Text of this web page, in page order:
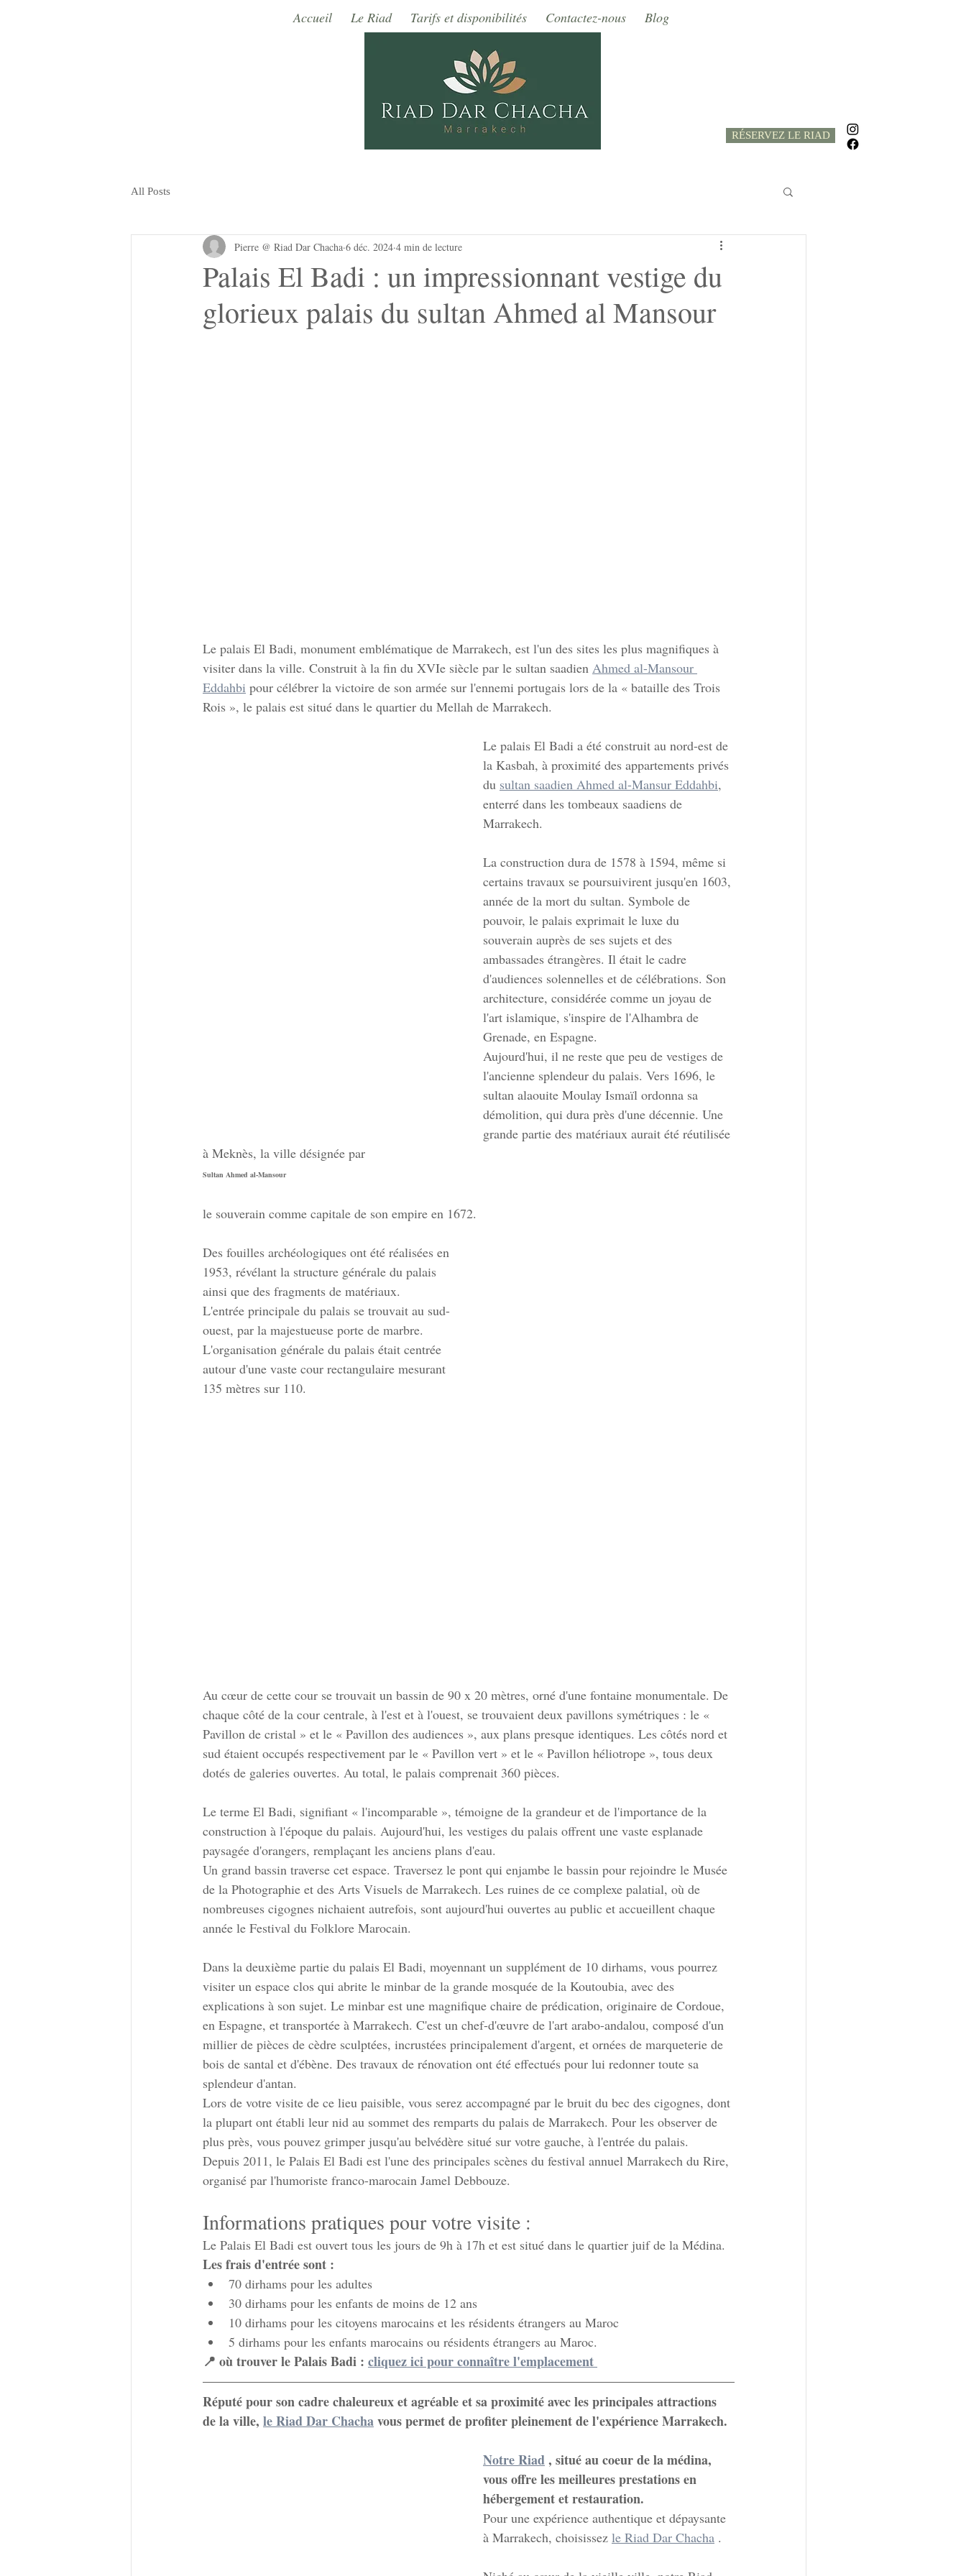
Accueil Le Riad Tarifs et disponibilités Contactez-nous Blog
RÉSERVEZ LE RIAD
All Posts
Palais El Badi : un impressionnant vestige du
glorieux palais du sultan Ahmed al Mansour
Pierre @ Riad Dar Chacha 6 déc. 2024 4 min de lecture
Le palais El Badi, monument emblématique de Marrakech, est l'un des sites les plus magnifiques à
visiter dans la ville. Construit à la fin du XVIe siècle par le sultan saadien Ahmed al-Mansour
Eddahbi pour célébrer la victoire de son armée sur l'ennemi portugais lors de la « bataille des Trois
Rois », le palais est situé dans le quartier du Mellah de Marrakech.
Le palais El Badi a été construit au nord-est de
la Kasbah, à proximité des appartements privés
du sultan saadien Ahmed al-Mansur Eddahbi,
enterré dans les tombeaux saadiens de
Marrakech.
La construction dura de 1578 à 1594, même si
certains travaux se poursuivirent jusqu'en 1603,
année de la mort du sultan. Symbole de
pouvoir, le palais exprimait le luxe du
souverain auprès de ses sujets et des
ambassades étrangères. Il était le cadre
d'audiences solennelles et de célébrations. Son
architecture, considérée comme un joyau de
l'art islamique, s'inspire de l'Alhambra de
Grenade, en Espagne.
Aujourd'hui, il ne reste que peu de vestiges de
l'ancienne splendeur du palais. Vers 1696, le
sultan alaouite Moulay Ismaïl ordonna sa
démolition, qui dura près d'une décennie. Une
grande partie des matériaux aurait été réutilisée
à Meknès, la ville désignée par
Sultan Ahmed al-Mansour
le souverain comme capitale de son empire en 1672.
Des fouilles archéologiques ont été réalisées en
1953, révélant la structure générale du palais
ainsi que des fragments de matériaux.
L'entrée principale du palais se trouvait au sud-
ouest, par la majestueuse porte de marbre.
L'organisation générale du palais était centrée
autour d'une vaste cour rectangulaire mesurant
135 mètres sur 110.
Au cœur de cette cour se trouvait un bassin de 90 x 20 mètres, orné d'une fontaine monumentale. De
chaque côté de la cour centrale, à l'est et à l'ouest, se trouvaient deux pavillons symétriques : le «
Pavillon de cristal » et le « Pavillon des audiences », aux plans presque identiques. Les côtés nord et
sud étaient occupés respectivement par le « Pavillon vert » et le « Pavillon héliotrope », tous deux
dotés de galeries ouvertes. Au total, le palais comprenait 360 pièces.
Le terme El Badi, signifiant « l'incomparable », témoigne de la grandeur et de l'importance de la
construction à l'époque du palais. Aujourd'hui, les vestiges du palais offrent une vaste esplanade
paysagée d'orangers, remplaçant les anciens plans d'eau.
Un grand bassin traverse cet espace. Traversez le pont qui enjambe le bassin pour rejoindre le Musée
de la Photographie et des Arts Visuels de Marrakech. Les ruines de ce complexe palatial, où de
nombreuses cigognes nichaient autrefois, sont aujourd'hui ouvertes au public et accueillent chaque
année le Festival du Folklore Marocain.
Dans la deuxième partie du palais El Badi, moyennant un supplément de 10 dirhams, vous pourrez
visiter un espace clos qui abrite le minbar de la grande mosquée de la Koutoubia, avec des
explications à son sujet. Le minbar est une magnifique chaire de prédication, originaire de Cordoue,
en Espagne, et transportée à Marrakech. C'est un chef-d'œuvre de l'art arabo-andalou, composé d'un
millier de pièces de cèdre sculptées, incrustées principalement d'argent, et ornées de marqueterie de
bois de santal et d'ébène. Des travaux de rénovation ont été effectués pour lui redonner toute sa
splendeur d'antan.
Lors de votre visite de ce lieu paisible, vous serez accompagné par le bruit du bec des cigognes, dont
la plupart ont établi leur nid au sommet des remparts du palais de Marrakech. Pour les observer de
plus près, vous pouvez grimper jusqu'au belvédère situé sur votre gauche, à l'entrée du palais.
Depuis 2011, le Palais El Badi est l'une des principales scènes du festival annuel Marrakech du Rire,
organisé par l'humoriste franco-marocain Jamel Debbouze.
Informations pratiques pour votre visite :
Le Palais El Badi est ouvert tous les jours de 9h à 17h et est situé dans le quartier juif de la Médina.
Les frais d'entrée sont :
70 dirhams pour les adultes
30 dirhams pour les enfants de moins de 12 ans
10 dirhams pour les citoyens marocains et les résidents étrangers au Maroc
5 dirhams pour les enfants marocains ou résidents étrangers au Maroc.
📍 où trouver le Palais Badi : cliquez ici pour connaître l'emplacement
Réputé pour son cadre chaleureux et agréable et sa proximité avec les principales attractions
de la ville, le Riad Dar Chachavous permet de profiter pleinement de l'expérience Marrakech.
Notre Riad, situé au coeur de la médina,
vous offre les meilleures prestations en
hébergement et restauration.
Pour une expérience authentique et dépaysante
à Marrakech, choisissez le Riad Dar Chacha .